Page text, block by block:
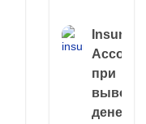
Account
при
выводе
денег у